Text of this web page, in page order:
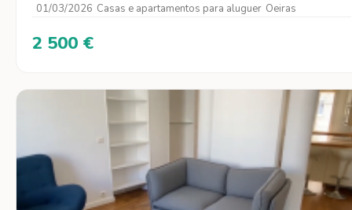
01/03/2026 Casas e apartamentos para aluguer Oeiras
2 500 €